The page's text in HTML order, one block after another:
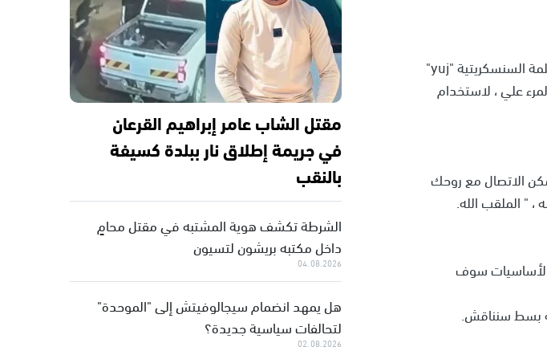
اليوغا موجودة لأكثر من 3,000 سنه ونشات من ارض الهند. في كلمه اليوغا ياتي من الكلمة السنسكريتية "yuj"
علي ، لاستخدام
الاتصال مع روحك
الأساسيات سوف
بسط سنناقش.
مقتل الشاب عامر إبراهيم القرعان
في جريمة إطلاق نار ببلدة كسيفة
بالنقب
الشرطة تكشف هوية المشتبه في مقتل محامٍ
داخل مكتبه بريشون لتسيون
04.08.2026
هل يمهد انضمام سيجالوفيتش إلى "الموحدة"
لتحالفات سياسية جديدة؟
02.08.2026